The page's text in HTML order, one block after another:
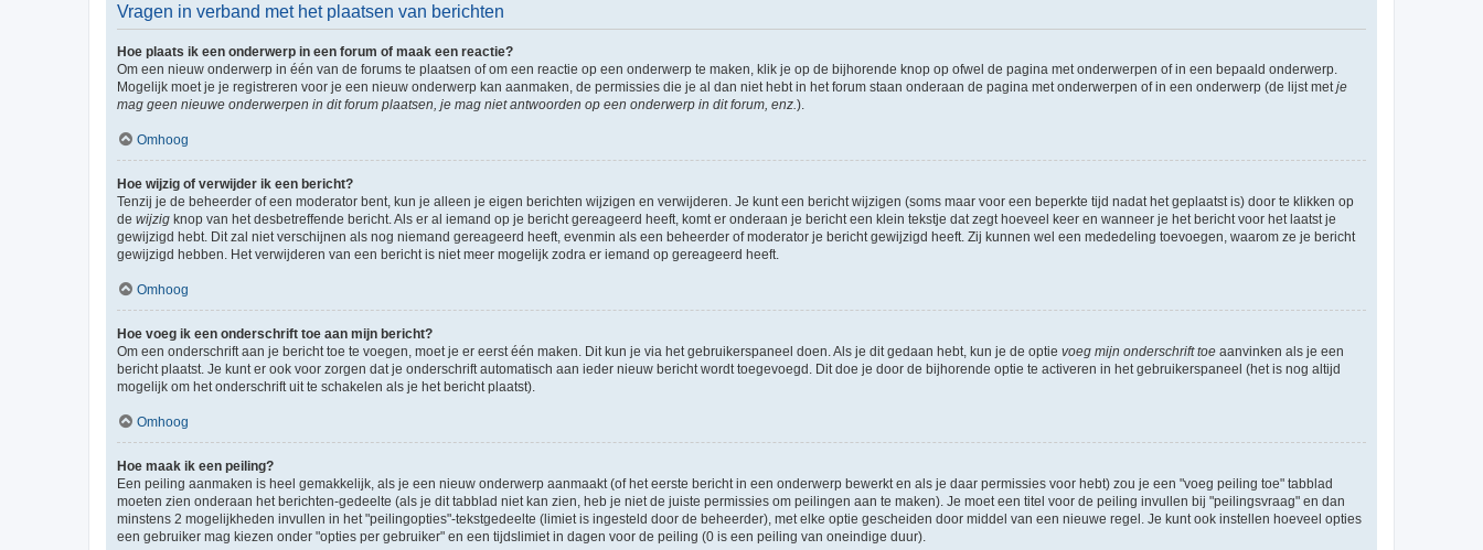
Vragen in verband met het plaatsen van berichten
Hoe plaats ik een onderwerp in een forum of maak een reactie?
Om een nieuw onderwerp in één van de forums te plaatsen of om een reactie op een onderwerp te maken, klik je op de bijhorende knop op ofwel de pagina met onderwerpen of in een bepaald onderwerp.
Mogelijk moet je je registreren voor je een nieuw onderwerp kan aanmaken, de permissies die je al dan niet hebt in het forum staan onderaan de pagina met onderwerpen of in een onderwerp (de lijst met je
mag geen nieuwe onderwerpen in dit forum plaatsen, je mag niet antwoorden op een onderwerp in dit forum, enz. ).
Omhoog
Hoe wijzig of verwijder ik een bericht?
Tenzij je de beheerder of een moderator bent, kun je alleen je eigen berichten wijzigen en verwijderen. Je kunt een bericht wijzigen (soms maar voor een beperkte tijd nadat het geplaatst is) door te klikken op
de wijzig knop van het desbetreffende bericht. Als er al iemand op je bericht gereageerd heeft, komt er onderaan je bericht een klein tekstje dat zegt hoeveel keer en wanneer je het bericht voor het laatst je
gewijzigd hebt. Dit zal niet verschijnen als nog niemand gereageerd heeft, evenmin als een beheerder of moderator je bericht gewijzigd heeft. Zij kunnen wel een mededeling toevoegen, waarom ze je bericht
gewijzigd hebben. Het verwijderen van een bericht is niet meer mogelijk zodra er iemand op gereageerd heeft.
Omhoog
Hoe voeg ik een onderschrift toe aan mijn bericht?
Om een onderschrift aan je bericht toe te voegen, moet je er eerst één maken. Dit kun je via het gebruikerspaneel doen. Als je dit gedaan hebt, kun je de optie voeg mijn onderschrift toe aanvinken als je een
bericht plaatst. Je kunt er ook voor zorgen dat je onderschrift automatisch aan ieder nieuw bericht wordt toegevoegd. Dit doe je door de bijhorende optie te activeren in het gebruikerspaneel (het is nog altijd
mogelijk om het onderschrift uit te schakelen als je het bericht plaatst).
Omhoog
Hoe maak ik een peiling?
Een peiling aanmaken is heel gemakkelijk, als je een nieuw onderwerp aanmaakt (of het eerste bericht in een onderwerp bewerkt en als je daar permissies voor hebt) zou je een "voeg peiling toe" tabblad
moeten zien onderaan het berichten-gedeelte (als je dit tabblad niet kan zien, heb je niet de juiste permissies om peilingen aan te maken). Je moet een titel voor de peiling invullen bij "peilingsvraag" en dan
minstens 2 mogelijkheden invullen in het "peilingopties"-tekstgedeelte (limiet is ingesteld door de beheerder), met elke optie gescheiden door middel van een nieuwe regel. Je kunt ook instellen hoeveel opties
een gebruiker mag kiezen onder "opties per gebruiker" en een tijdslimiet in dagen voor de peiling (0 is een peiling van oneindige duur).